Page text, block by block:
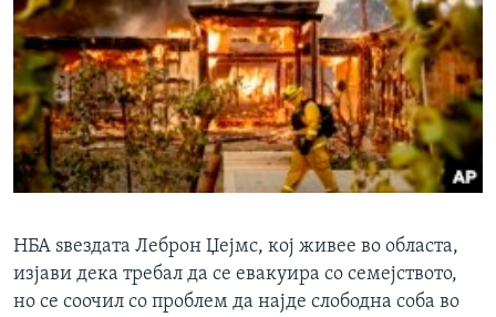
НБА ѕвездата Леброн Џејмс, кој живее во областа,
изјави дека требал да се евакуира со семејството,
но се соочил со проблем да најде слободна соба во